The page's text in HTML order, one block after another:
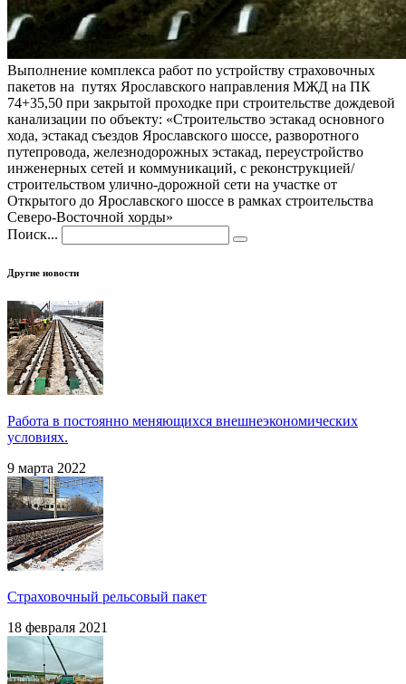
Выполнение комплекса работ по устройству страховочных
пакетов на путях Ярославского направления МЖД на ПК
74+35,50 при закрытой проходке при строительстве дождевой
канализации по объекту: «Строительство эстакад основного
хода, эстакад съездов Ярославского шоссе, разворотного
путепровода, железнодорожных эстакад, переустройство
инженерных сетей и коммуникаций, с реконструкцией/
строительством улично-дорожной сети на участке от
Открытого до Ярославского шоссе в рамках строительства
Северо-Восточной хорды»
Поиск...
Другие новости
Работа в постоянно меняющихся внешнеэкономических
условиях.
9 марта 2022
Страховочный рельсовый пакет
18 февраля 2021